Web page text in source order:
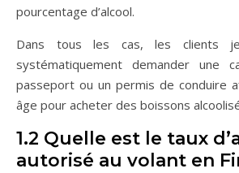
pourcentage d’alcool.
Dans tous les cas, les clients
systématiquement demander une
passeport ou un permis de conduire
âge pour acheter des boissons
1.2 Quelle est le taux
autorisé au volant en